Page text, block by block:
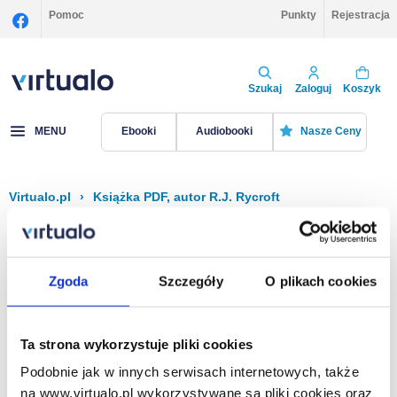
Zgoda Szczegóły O plikach cookies
Ta strona wykorzystuje pliki cookies
Podobnie jak w innych serwisach internetowych, także
na www.virtualo.pl wykorzystywane są pliki cookies oraz
Pomoc Punkty Rejestracja
Szukaj Zaloguj Koszyk
MENU Ebooki Audiobooki Nasze Ceny
Virtualo.pl › Książka PDF, autor R.J. Rycroft
Filtruj Sortuj
Na stronie